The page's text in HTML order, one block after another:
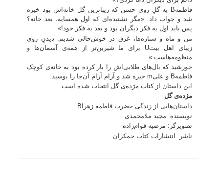
فاطمهB به گلِ روی حسن که زیباترین گل خانه‌اش بود خیره
شد و جواب داد: «مگر نشنیده‌ای که اول همسایه، بعد خانه؟
پس باید اول به فکر دیگران بود و بعد به فکر خود!»
من و ماه و ستاره‌ها، غرق در خوش‌حالی شدیم. دیدنِ روی
زیبای اهل بیتU برای ما شیرین‌تر از همه‌ی آسمان‌ها و
منظومه‌هاست.»
خورشید که بال‌های طلایی‌اش را باز کرده بود به خانه‌ی کوچک
فاطمهB و علیm خیره شد و آرام آرام آن‌جا را بوسید.
این داستان از کتاب مژده‌ی گل انتخاب شده است.
مژده‌ی گل
داستان‌هایی از زندگی حضرت فاطمه زهرا B
نویسنده: مجید ملامحمدی
تصویرگر: مرضیه قوام‌زاده
ناشر: انتشارات کتاب جمکران